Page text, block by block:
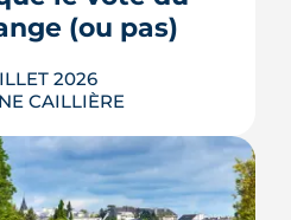
(ou pas)
2026
CAILLIÈRE